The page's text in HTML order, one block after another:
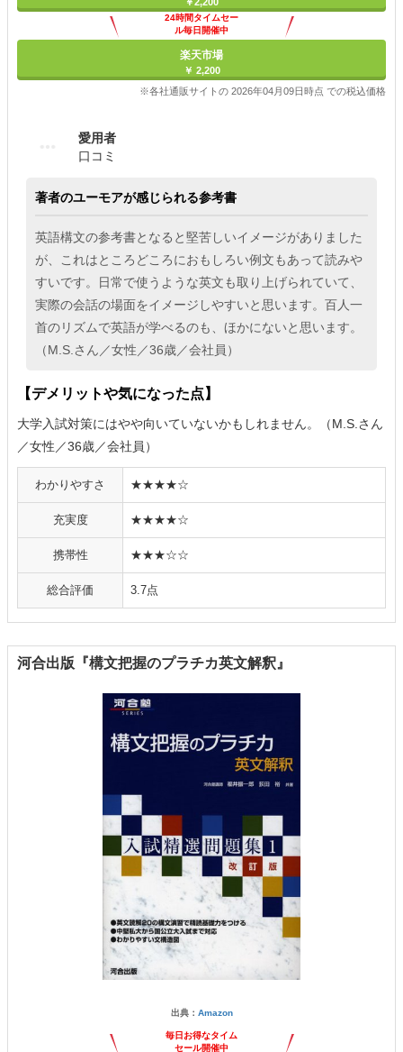
24時間タイムセー
ル毎日開催中
楽天市場
￥ 2,200
※各社通販サイトの 2026年04月09日時点 での税込価格
愛用者
口コミ
著者のユーモアが感じられる参考書
英語構文の参考書となると堅苦しいイメージがありました
が、これはところどころにおもしろい例文もあって読みや
すいです。日常で使うような英文も取り上げられていて、
実際の会話の場面をイメージしやすいと思います。百人一
首のリズムで英語が学べるのも、ほかにないと思います。
（M.S.さん／女性／36歳／会社員）
【デメリットや気になった点】
大学入試対策にはやや向いていないかもしれません。（M.S.さん
／女性／36歳／会社員）
わかりやすさ ★★★★☆
充実度 ★★★★☆
携帯性 ★★★☆☆
総合評価 3.7点
河合出版『構文把握のプラチカ英文解釈』
出典： Amazon
毎日お得なタイム
セール開催中